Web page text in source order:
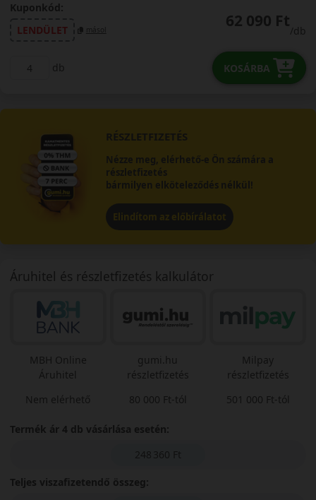
Kuponkód:
LENDÜLET
másol 62 090 Ft
/db
db KOSÁRBA
RÉSZLETFIZETÉS
Nézze meg, elérhető-e Ön számára a
részletfizetés
bármilyen elköteleződés nélkül!
Elindítom az előbírálatot
Áruhitel és részletfizetés kalkulátor
MBH Online
Áruhitel
Nem elérhető
gumi.hu
részletfizetés
80 000 Ft-tól
Milpay
részletfizetés
501 000 Ft-tól
Termék ár 4 db vásárlása esetén:
248 360 Ft
Teljes viszafizetendő összeg: